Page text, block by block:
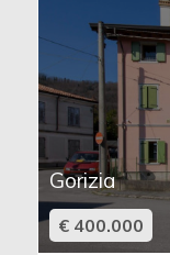
Gorizia
€ 400.000